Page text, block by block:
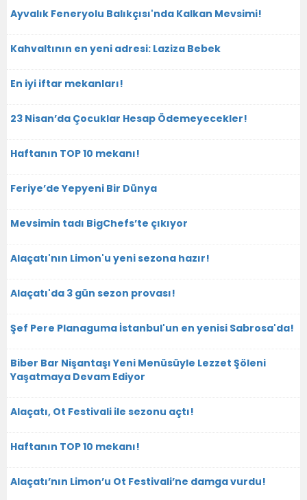
Ayvalık Feneryolu Balıkçısı'nda Kalkan Mevsimi!
Kahvaltının en yeni adresi: Laziza Bebek
En iyi iftar mekanları!
23 Nisan’da Çocuklar Hesap Ödemeyecekler!
Haftanın TOP 10 mekanı!
Feriye’de Yepyeni Bir Dünya
Mevsimin tadı BigChefs’te çıkıyor
Alaçatı'nın Limon'u yeni sezona hazır!
Alaçatı'da 3 gün sezon provası!
Şef Pere Planaguma İstanbul'un en yenisi Sabrosa'da!
Biber Bar Nişantaşı Yeni Menüsüyle Lezzet Şöleni
Yaşatmaya Devam Ediyor
Alaçatı, Ot Festivali ile sezonu açtı!
Haftanın TOP 10 mekanı!
Alaçatı’nın Limon’u Ot Festivali’ne damga vurdu!